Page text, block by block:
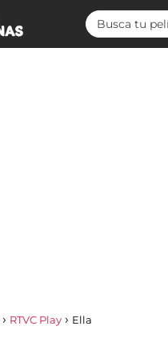
RTVC Play Ella